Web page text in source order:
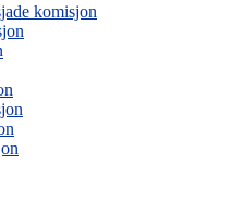
komisjon